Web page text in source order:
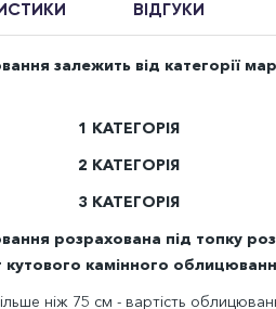
ВІДГУКИ
залежить від категорії
1 КАТЕГОРІЯ
2 КАТЕГОРІЯ
3 КАТЕГОРІЯ
розрахована під топку
камінного
ніж 75 см - вартість